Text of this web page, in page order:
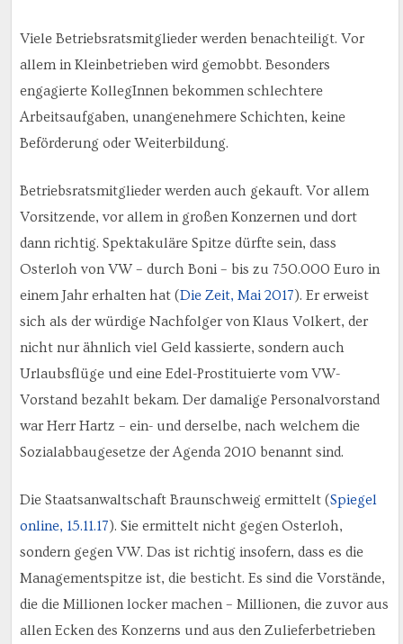
Viele Betriebsratsmitglieder werden benachteiligt. Vor
allem in Kleinbetrieben wird gemobbt. Besonders
engagierte KollegInnen bekommen schlechtere
Arbeitsaufgaben, unangenehmere Schichten, keine
Beförderung oder Weiterbildung.
Betriebsratsmitglieder werden auch gekauft. Vor allem
Vorsitzende, vor allem in großen Konzernen und dort
dann richtig. Spektakuläre Spitze dürfte sein, dass
Osterloh von VW – durch Boni – bis zu 750.000 Euro in
einem Jahr erhalten hat (Die Zeit, Mai 2017). Er erweist
sich als der würdige Nachfolger von Klaus Volkert, der
nicht nur ähnlich viel Geld kassierte, sondern auch
Urlaubsflüge und eine Edel-Prostituierte vom VW-
Vorstand bezahlt bekam. Der damalige Personalvorstand
war Herr Hartz – ein- und derselbe, nach welchem die
Sozialabbaugesetze der Agenda 2010 benannt sind.
Die Staatsanwaltschaft Braunschweig ermittelt (Spiegel
online, 15.11.17). Sie ermittelt nicht gegen Osterloh,
sondern gegen VW. Das ist richtig insofern, dass es die
Managementspitze ist, die besticht. Es sind die Vorstände,
die die Millionen locker machen – Millionen, die zuvor aus
allen Ecken des Konzerns und aus den Zulieferbetrieben